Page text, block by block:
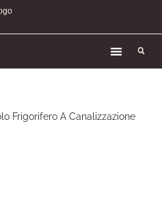
Frigorifero A Canalizzazione